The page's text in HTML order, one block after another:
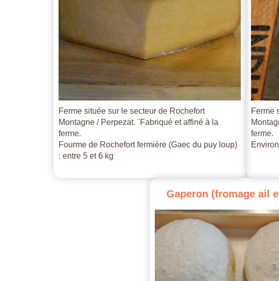
Ferme située sur le secteur de Rochefort
Montagne / Perpezat. ¨Fabriqué et affiné à la
ferme.
Fourme de Rochefort fermière (Gaec du puy loup)
: entre 5 et 6 kg
Ferme
ferme.
Gaperon (fromage ail